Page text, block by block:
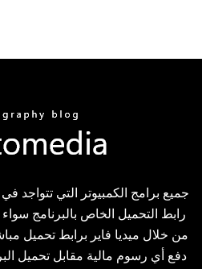
جميع برامج الكمبيوتر التي تتواجد
رابط التحميل الخاص بالبرنامج
من خلال ميديا فاير برابط تحميل
دفع أي رسوم مالية مقابل تحميل